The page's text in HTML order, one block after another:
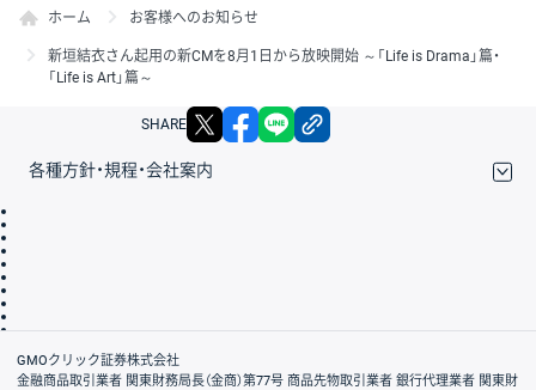
ホーム お客様へのお知らせ
新垣結衣さん起用の新CMを8月1日から放映開始 ～「Life is Drama」篇・
「Life is Art」篇～
SHARE X facebook
各種方針・規程・会社案内
会社案内
GMOクリック証券株式会社
金融商品取引業者 関東財務局長（金商）第77号 商品先物取引業者 銀行代理業者 関東財